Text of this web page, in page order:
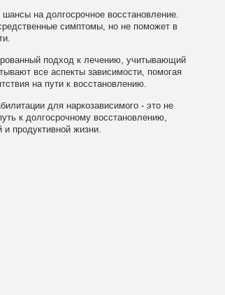
на долгосрочное восстановление.
симптомы, но не поможет в
подход к лечению, учитывающий
все аспекты зависимости, помогая
на пути к восстановлению.
для наркозависимого - это не
к долгосрочному восстановлению,
продуктивной жизни.